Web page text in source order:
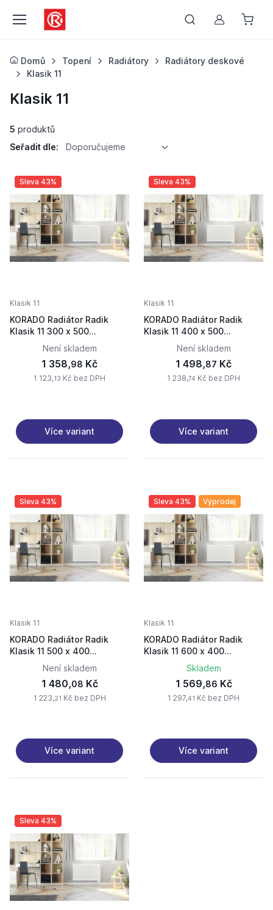
Můj účet
Domů Topení Radiátory
Radiátory deskové
Klasik 11
Klasik 11
5 produktů
Seřadit dle:
Doporučujeme
Sleva 43%
Klasik 11
KORADO Radiátor Radik
Klasik 11 300 x 500
11030050-50-0010
Není skladem
1 358,98 Kč
1 123,13 Kč bez DPH
Více variant
Sleva 43%
Klasik 11
KORADO Radiátor Radik
Klasik 11 400 x 500
11040050-50-0010
Není skladem
1 498,87 Kč
1 238,74 Kč bez DPH
Více variant
Sleva 43%
Klasik 11
KORADO Radiátor Radik
Klasik 11 500 x 400
11050040-50-0010
Není skladem
1 480,08 Kč
1 223,21 Kč bez DPH
Více variant
Sleva 43% Výprodej
Klasik 11
KORADO Radiátor Radik
Klasik 11 600 x 400
11060040-50-0010
Skladem
1 569,86 Kč
1 297,41 Kč bez DPH
Více variant
Sleva 43%